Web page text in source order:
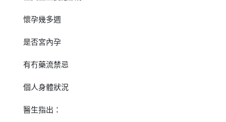
懷孕幾多週
是否宮內孕
有冇藥流禁忌
個人身體狀況
醫生指出：